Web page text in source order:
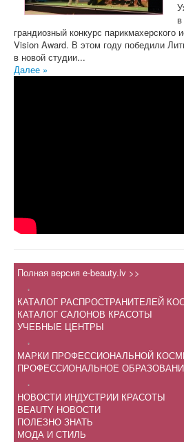
грандиозный конкурс парикмахерского
Vision Award. В этом году победили
в новой студии...
Далее »
Полная версия e-beauty.lv >>
.
КАТАЛОГ РАСПРОСТРАНИТЕЛЕЙ
КАТАЛОГ САЛОНОВ КРАСОТЫ
УЧЕБНЫЕ ЦЕНТРЫ
.
МАРКИ ПРОФЕССИОНАЛЬНОЙ
ПРОФЕССИОНАЛЬНОЕ
.
НОВОСТИ ИНДУСТРИИ КРАСОТЫ
BEAUTY НОВОСТИ
ПОЛЕЗНО ЗНАТЬ
МОДА И СТИЛЬ